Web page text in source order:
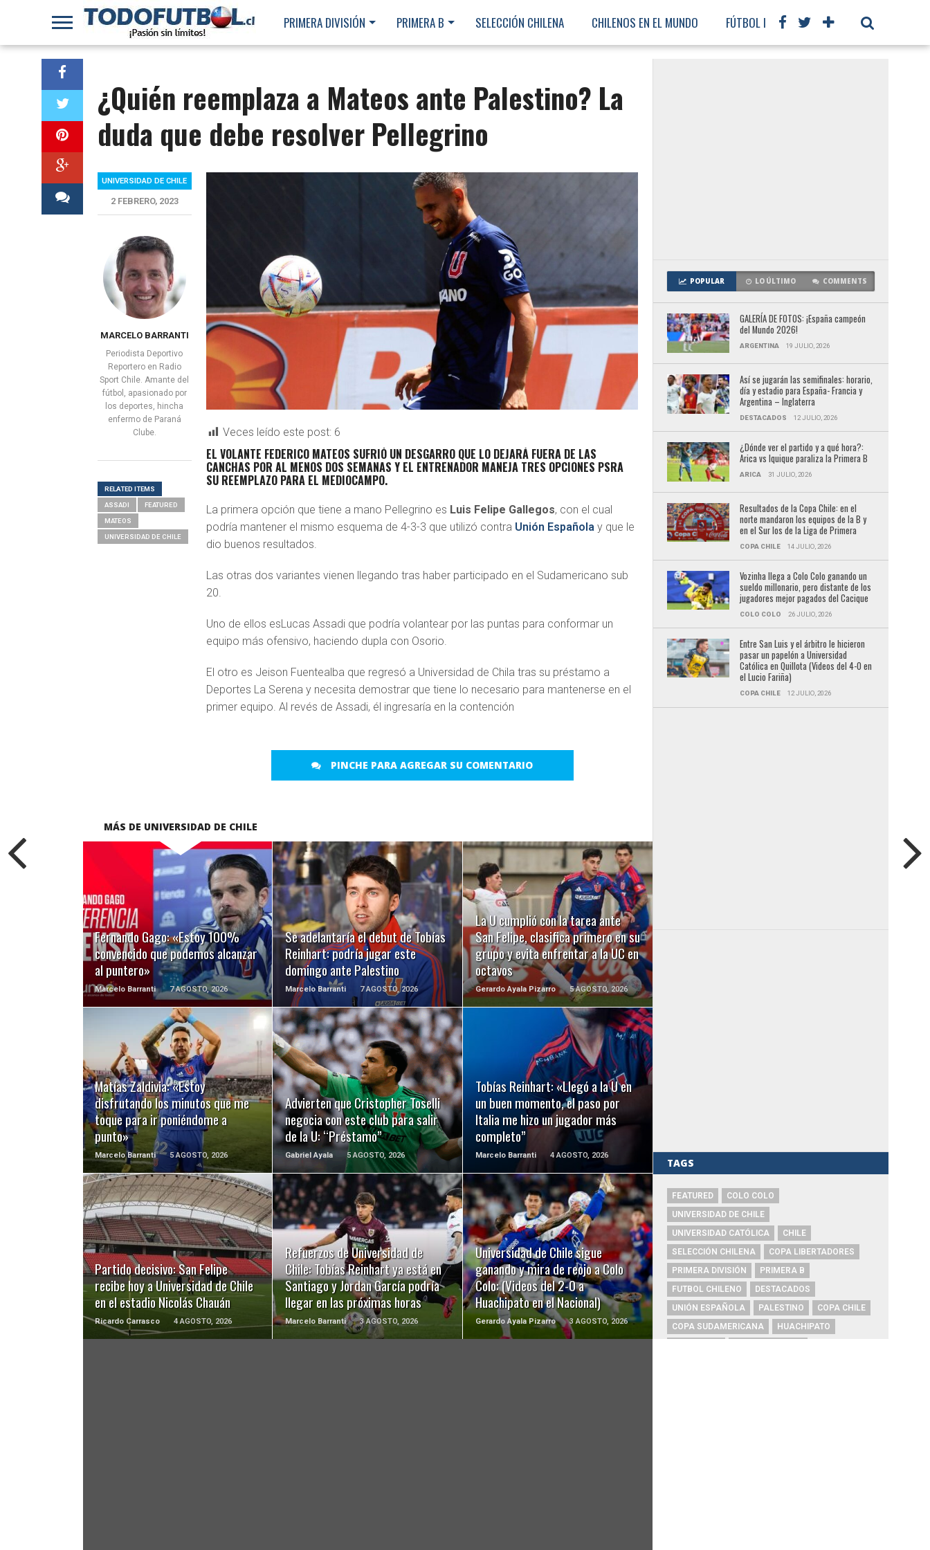
PRIMERA DIVISIÓN PRIMERA B SELECCIÓN CHILENA CHILENOS EN EL MUNDO FÚTBOL INTERNACIONAL
¿Quién reemplaza a Mateos ante Palestino? La
duda que debe resolver Pellegrino
Veces leído este post: 6
EL VOLANTE FEDERICO MATEOS SUFRIÓ UN DESGARRO QUE LO DEJARÁ FUERA DE LAS
CANCHAS POR AL MENOS DOS SEMANAS Y EL ENTRENADOR MANEJA TRES OPCIONES PSRA
SU REEMPLAZO PARA EL MEDIOCAMPO.
La primera opción que tiene a mano Pellegrino es Luis Felipe Gallegos, con el cual
podría mantener el mismo esquema de 4-3-3 que utilizó contra Unión Española y que le
dio buenos resultados.
Las otras dos variantes vienen llegando tras haber participado en el Sudamericano sub
20.
Uno de ellos esLucas Assadi que podría volantear por las puntas para conformar un
equipo más ofensivo, haciendo dupla con Osorio.
El otro es Jeison Fuentealba que regresó a Universidad de Chila tras su préstamo a
Deportes La Serena y necesita demostrar que tiene lo necesario para mantenerse en el
primer equipo. Al revés de Assadi, él ingresaría en la contención
PINCHE PARA AGREGAR SU COMENTARIO
UNIVERSIDAD DE CHILE
2 FEBRERO, 2023
MARCELO BARRANTI
Periodista Deportivo
Reportero en Radio
Sport Chile. Amante del
fútbol, apasionado por
los deportes, hincha
enfermo de Paraná
Clube.
RELATED ITEMS
ASSADI FEATURED
MATEOS
UNIVERSIDAD DE CHILE
MÁS DE UNIVERSIDAD DE CHILE
Fernando Gago: «Estoy 100%
convencido que podemos alcanzar
al puntero»
Marcelo Barranti 7 AGOSTO, 2026
LEER MÁS
Se adelantaría el debut de Tobías
Reinhart: podría jugar este
domingo ante Palestino
Marcelo Barranti 7 AGOSTO, 2026
LEER MÁS
La U cumplió con la tarea ante
San Felipe, clasifica primero en su
grupo y evita enfrentar a la UC en
octavos
Gerardo Ayala Pizarro 5 AGOSTO, 2026
LEER MÁS
Matías Zaldivia: «Estoy
disfrutando los minutos que me
toque para ir poniéndome a
punto»
Marcelo Barranti 5 AGOSTO, 2026
LEER MÁS
Advierten que Cristopher Toselli
negocia con este club para salir
de la U: “Préstamo”
Gabriel Ayala 5 AGOSTO, 2026
LEER MÁS
Tobías Reinhart: «Llegó a la U en
un buen momento, el paso por
Italia me hizo un jugador más
completo”
Marcelo Barranti 4 AGOSTO, 2026
LEER MÁS
Partido decisivo: San Felipe
recibe hoy a Universidad de Chile
en el estadio Nicolás Chauán
Ricardo Carrasco 4 AGOSTO, 2026
LEER MÁS
Refuerzos de Universidad de
Chile: Tobías Reinhart ya está en
Santiago y Jordan García podría
llegar en las próximas horas
Marcelo Barranti 3 AGOSTO, 2026
LEER MÁS
Universidad de Chile sigue
ganando y mira de reojo a Colo
Colo: (Videos del 2-0 a
Huachipato en el Nacional)
Gerardo Ayala Pizarro 3 AGOSTO, 2026
LEER MÁS
POPULAR LO ÚLTIMO COMMENTS
GALERÍA DE FOTOS: ¡España campeón
del Mundo 2026!
ARGENTINA 19 JULIO, 2026
Así se jugarán las semifinales: horario,
día y estadio para España- Francia y
Argentina – Inglaterra
DESTACADOS 12 JULIO, 2026
¿Dónde ver el partido y a qué hora?:
Arica vs Iquique paraliza la Primera B
ARICA 31 JULIO, 2026
Resultados de la Copa Chile: en el
norte mandaron los equipos de la B y
en el Sur los de la Liga de Primera
COPA CHILE 14 JULIO, 2026
Vozinha llega a Colo Colo ganando un
sueldo millonario, pero distante de los
jugadores mejor pagados del Cacique
COLO COLO 26 JULIO, 2026
Entre San Luis y el árbitro le hicieron
pasar un papelón a Universidad
Católica en Quillota (Videos del 4-0 en
el Lucio Fariña)
COPA CHILE 12 JULIO, 2026
TAGS
FEATURED
COLO COLO
UNIVERSIDAD DE CHILE
UNIVERSIDAD CATÓLICA
CHILE
SELECCIÓN CHILENA
COPA LIBERTADORES
PRIMERA DIVISIÓN
PRIMERA B
FUTBOL CHILENO
DESTACADOS
UNIÓN ESPAÑOLA
PALESTINO
COPA CHILE
COPA SUDAMERICANA
HUACHIPATO